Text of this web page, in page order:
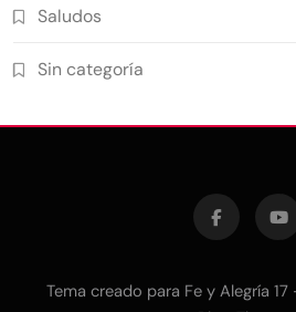
Saludos
Sin categoría
Tema creado para Fe y Alegría